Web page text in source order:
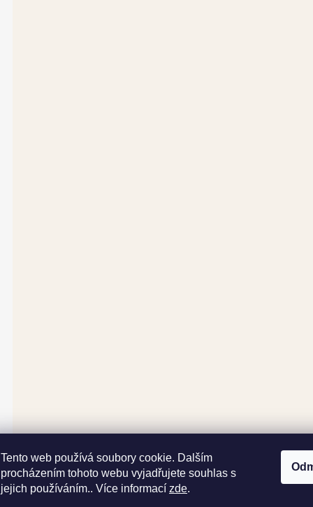
Tento web používá soubory cookie. Dalším
procházením tohoto webu vyjadřujete souhlas s
jejich používáním.. Více informací zde.